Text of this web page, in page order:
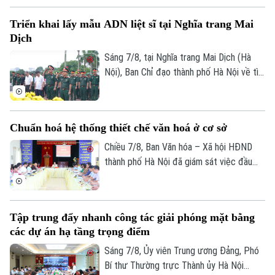
Quần vợt
Golf
Sao
Điện ảnh
Thời trang
Âm nhạc
Đã phát sóng
Triển khai lấy mẫu ADN liệt sĩ tại Nghĩa trang Mai
Dịch
Sáng 7/8, tại Nghĩa trang Mai Dịch (Hà
Nội), Ban Chỉ đạo thành phố Hà Nội về tìm
khai công tác lấy mẫu hài cốt liệt sĩ chưa
xác định được thông tin để phục vụ giám
định ADN.
Chuẩn hoá hệ thống thiết chế văn hoá ở cơ sở
Chiều 7/8, Ban Văn hóa – Xã hội HĐND
thành phố Hà Nội đã giám sát việc đầu
Tập trung đẩy nhanh công tác giải phóng mặt bằng
các dự án hạ tầng trọng điểm
Sáng 7/8, Ủy viên Trung ương Đảng, Phó
Bí thư Thường trực Thành ủy Hà Nội